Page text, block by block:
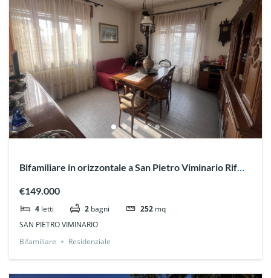
Bifamiliare in orizzontale a San Pietro Viminario Rif
€149.000
4 letti 2 bagni 252 mq
SAN PIETRO VIMINARIO
Bifamiliare
Residenziale